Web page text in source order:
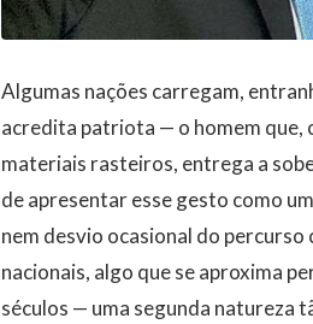
Algumas nações carregam,
acredita patriota — o homem que,
materiais rasteiros, entrega a
de apresentar esse gesto como
nem desvio ocasional do
nacionais, algo que se aproxima
séculos — uma segunda natureza